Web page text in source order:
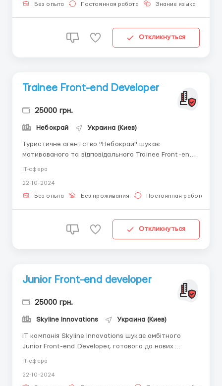
розробці. Що на тебе чекає? Навчання та розвито...
Без опыта Постоянная работа Знание языка
Откликнуться
Trainee Front-end Developer
25000 грн.
Небокрай Украина (Киев)
Туристичне агентство "Небокрай" шукає
мотивованого та відповідального Trainee Front-end
цифрових продуктів. Якщо ви хочете здобути
практичний досвід та розвиватися в туристичному
IT-сфера
22-10-2024
Без опыта Без проживания Постоянная работа
Откликнуться
Junior Front-end developer
25000 грн.
Skyline Innovations Украина (Киев)
IT компанія Skyline Innovations шукає амбітного
Junior Front-end Developer, готового до нових
створювати динамічні веб-інтерфейси та вчитися у
IT-сфера
22-10-2024